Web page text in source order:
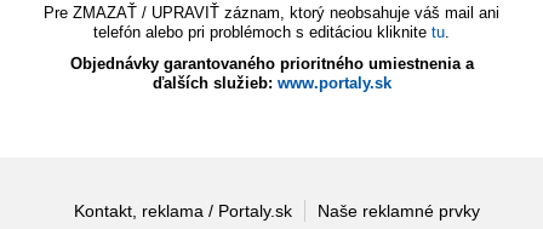
Pre ZMAZAŤ / UPRAVIŤ záznam, ktorý neobsahuje váš mail ani
telefón alebo pri problémoch s editáciou kliknite tu.
Objednávky garantovaného prioritného umiestnenia a
ďalších služieb: www.portaly.sk
Kontakt, reklama / Portaly.sk
Naše reklamné prvky